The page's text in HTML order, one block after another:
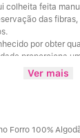
colheita feita
das
por obter
proporciona
Ver mais
Forro 100%